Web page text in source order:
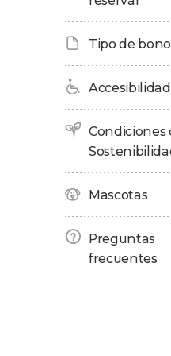
hotel, donde
Recogida
la Calçada de
Cambios
El itinerario del
a la afluencia
visitemos la
Tipo de bono
Accesibilidad
Condiciones
Mascotas
Preguntas
frecuentes